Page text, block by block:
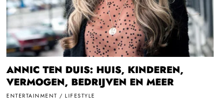
ANNIC TEN DUIS: HUIS, KINDEREN,
VERMOGEN, BEDRIJVEN EN MEER
ENTERTAINMENT / LIFESTYLE